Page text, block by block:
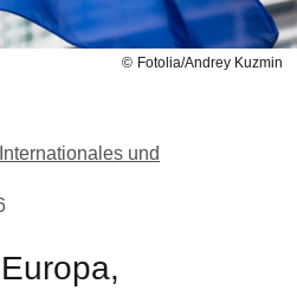
Fotolia/Andrey Kuzmin
und